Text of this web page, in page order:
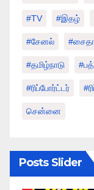
#TV #இதழ்
#சேனல்
#தமிழ்நாடு
#ரிப்போர்ட்டர்
சென்னை
Posts Slider